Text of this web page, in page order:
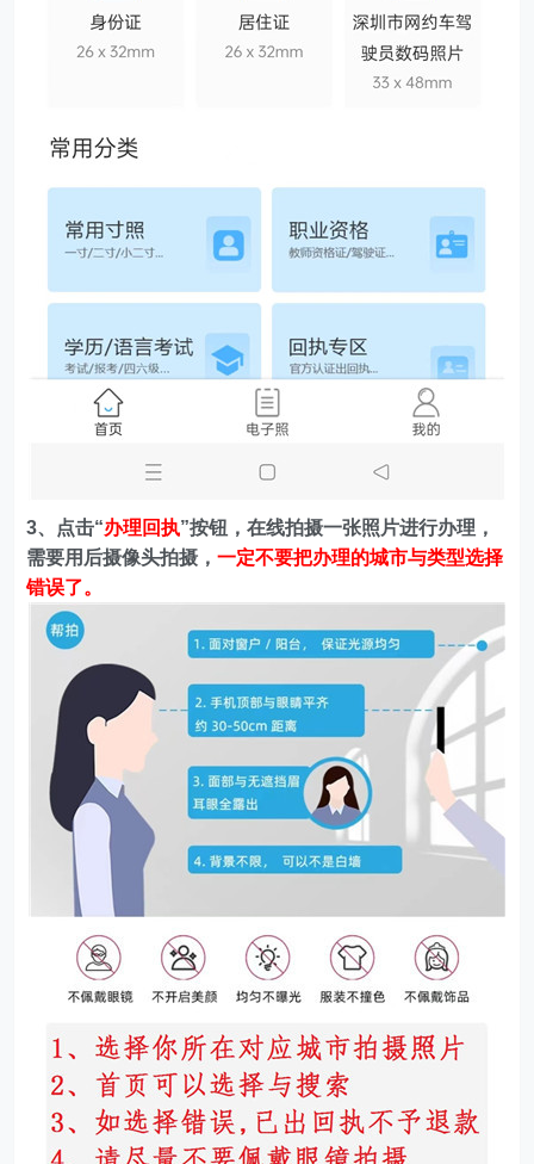
3、点击“办理回执”按钮，在线拍摄一张照片进行办理，
需要用后摄像头拍摄，一定不要把办理的城市与类型选择
错误了。